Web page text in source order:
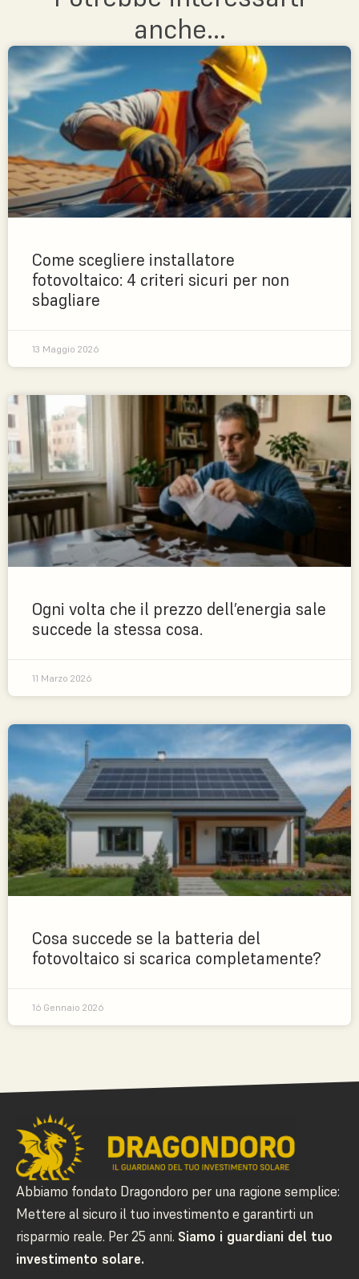
anche...
Come scegliere installatore
fotovoltaico: 4 criteri sicuri per non
sbagliare
13 Maggio 2026
Ogni volta che il prezzo dell’energia sale
succede la stessa cosa.
11 Marzo 2026
Cosa succede se la batteria del
fotovoltaico si scarica completamente?
16 Gennaio 2026
Abbiamo fondato Dragondoro per una ragione semplice:
Mettere al sicuro il tuo investimento e garantirti un
risparmio reale. Per 25 anni. Siamo i guardiani del tuo
investimento solare.